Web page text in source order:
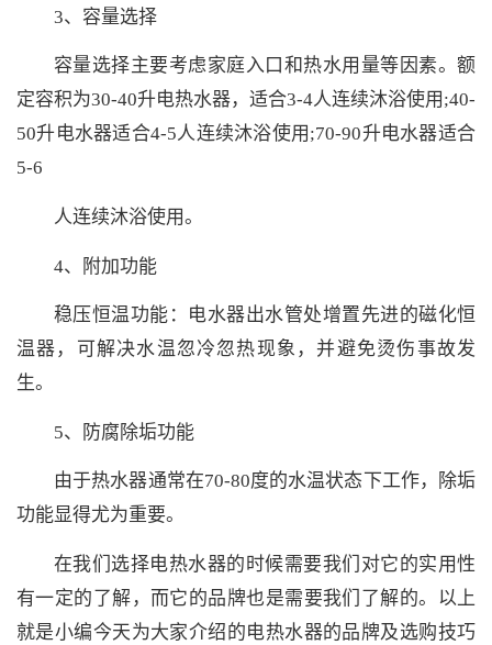
3、容量选择
容量选择主要考虑家庭入口和热水用量等因素。额
定容积为30-40升电热水器，适合3-4人连续沐浴使用;40-
50升电水器适合4-5人连续沐浴使用;70-90升电水器适合
5-6
人连续沐浴使用。
4、附加功能
稳压恒温功能：电水器出水管处增置先进的磁化恒
温器，可解决水温忽冷忽热现象，并避免烫伤事故发
生。
5、防腐除垢功能
由于热水器通常在70-80度的水温状态下工作，除垢
功能显得尤为重要。
在我们选择电热水器的时候需要我们对它的实用性
有一定的了解，而它的品牌也是需要我们了解的。以上
就是小编今天为大家介绍的电热水器的品牌及选购技巧